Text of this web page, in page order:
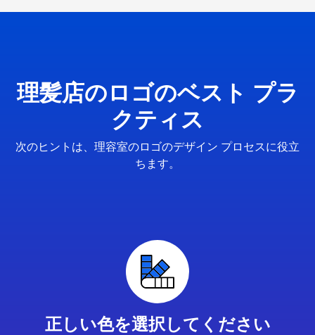
理髪店のロゴのベスト プラ
クティス
次のヒントは、理容室のロゴのデザイン プロセスに役立
ちます。
正しい色を選択してください